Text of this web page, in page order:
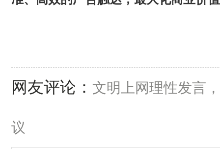
网友评论： 文明上网理性发言
议